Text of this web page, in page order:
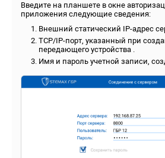
Введите на планшете в окне
приложения следующие сведения:
Внешний статический IP-адрес
TCP/IP-порт, указанный при
передающего устройства .
Имя и пароль учетной записи,